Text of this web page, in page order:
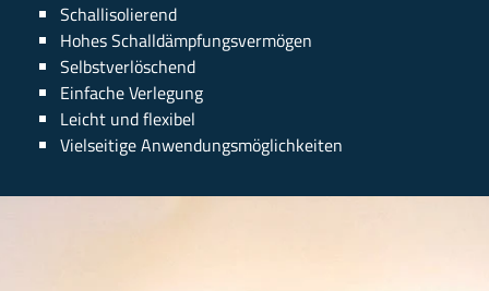
Schallisolierend
Hohes Schalldämpfungsvermögen
Selbstverlöschend
Einfache Verlegung
Leicht und flexibel
Vielseitige Anwendungsmöglichkeiten